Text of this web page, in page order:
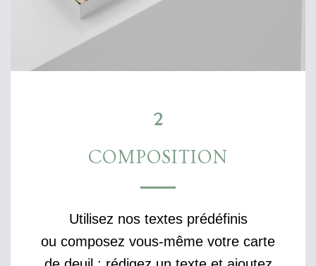
2
COMPOSITION
Utilisez nos textes prédéfinis
ou composez vous-même votre carte